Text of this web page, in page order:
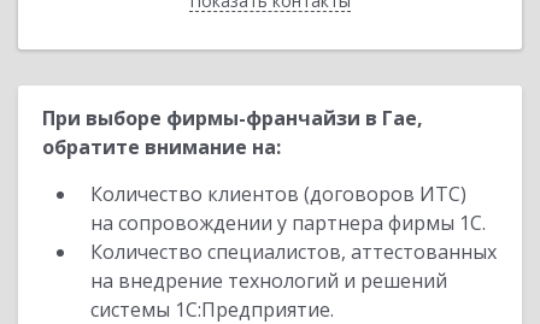
При выборе фирмы-франчайзи в Гае,
обратите внимание на:
Количество клиентов (договоров ИТС)
на сопровождении у партнера фирмы 1С.
Количество специалистов, аттестованных
на внедрение технологий и решений
системы 1С:Предприятие.